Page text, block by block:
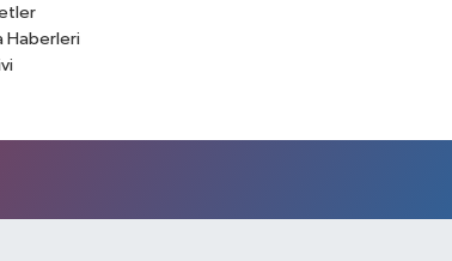
Haberleri